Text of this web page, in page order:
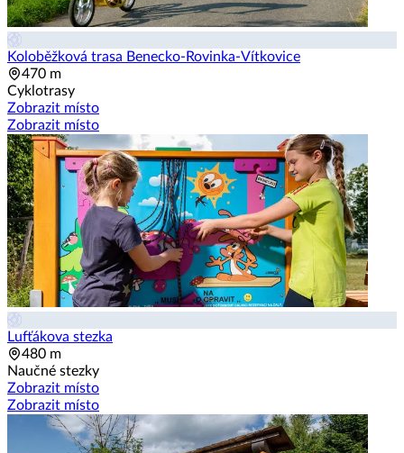
Koloběžková trasa Benecko-Rovinka-Vítkovice
470 m
Cyklotrasy
Zobrazit místo
Zobrazit místo
Lufťákova stezka
480 m
Naučné stezky
Zobrazit místo
Zobrazit místo